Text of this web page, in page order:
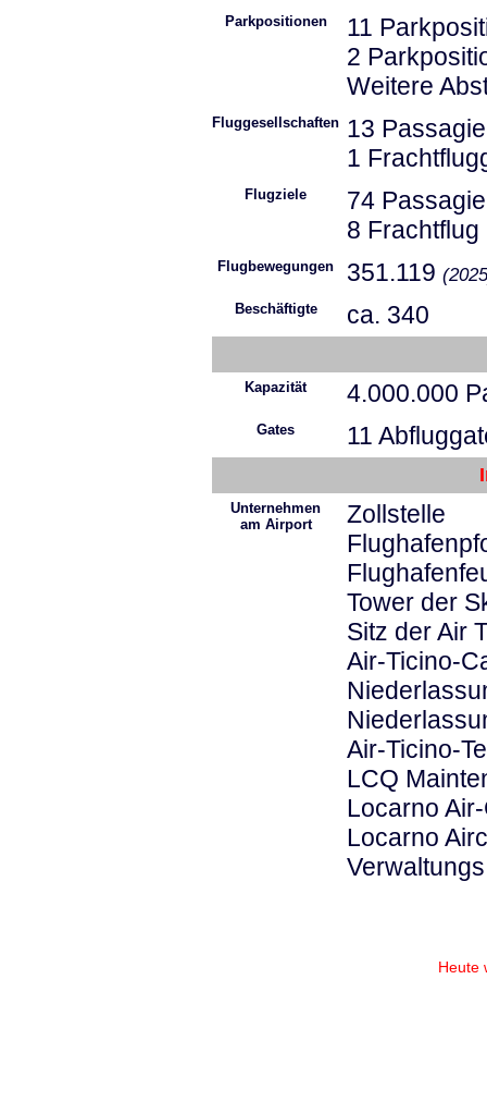
Parkpositionen
11
2
Weitere
Fluggesellschaften 13
1
Flugziele
74
8 Frachtflug
Flugbewegungen 351.119 (
Beschäftigte ca. 340
Kapazität 4.000.000
Gates 11
Unternehmen
am Airport
Zollstelle
Tower der
Sitz der Air
Air-Ticino-
Air-Ticino-
LCQ
Locarno
Locarno
Heute